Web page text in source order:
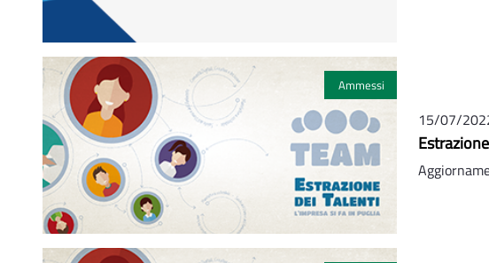
Ammessi
15/07/